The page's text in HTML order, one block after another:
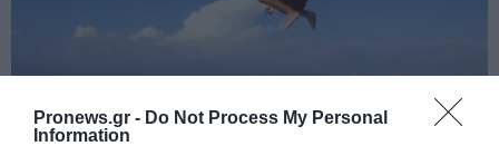
Pronews.gr - Do Not Process My Personal
Information